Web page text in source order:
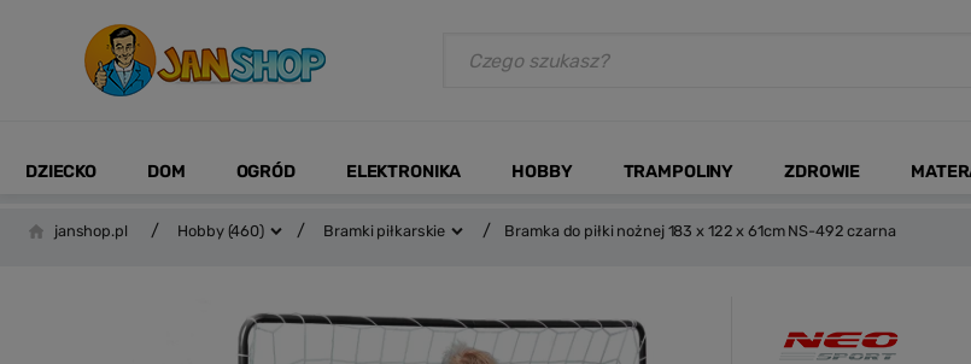
DZIECKO DOM OGRÓD ELEKTRONIKA HOBBY TRAMPOLINY ZDROWIE
janshop.pl / Hobby (460) / Bramki piłkarskie / Bramka do piłki nożnej 183 x 122 x 61cm NS-492 czarna